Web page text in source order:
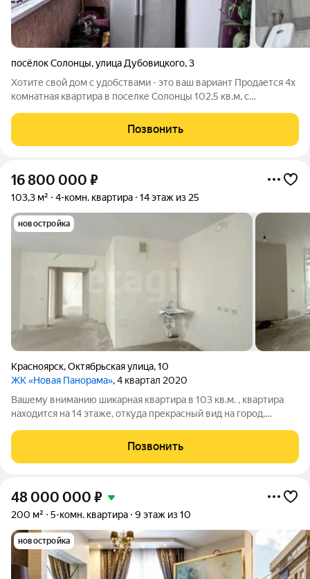
посёлок Солонцы,улица Дубовицкого,3
Хотите свой дом с удобствами - это ваш вариант Продается 4х
комнатная квартира в поселке Солонцы 102,5 кв.м, с
потолки высотой 3 м
Позвонить
16 800 000 ₽
103,3 м² 4-комн. квартира 14 этаж из 25
новостройка
Красноярск,Октябрьская улица,10
ЖК «Новая Панорама», 4 квартал 2020
Вашему вниманию шикарная квартира в 103 кв.м. , квартира
находится на 14 этаже, откуда прекрасный вид на город,
что позволит вам самостоятельно сделать ремонт под ваш
вкус! Уникальность
Позвонить
48 000 000 ₽
200 м² 5-комн. квартира 9 этаж из 10
новостройка